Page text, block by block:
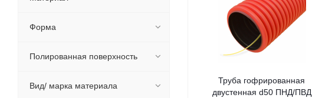
Труба гофрированная
двустенная d50 ПНД/ПВД
Форма
Полированная поверхность
Вид/ марка материала